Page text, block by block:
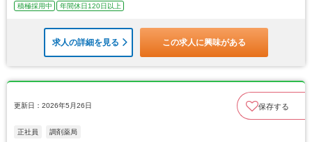
積極採用中
年間休日120日以上
求人の詳細を見る この求人に興味がある
更新日：2026年5月26日 保存する
正社員 調剤薬局